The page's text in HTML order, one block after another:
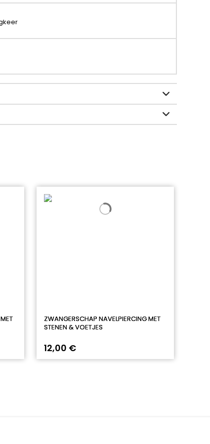
ZWANGERSCHAP NAVELPIERCING MET
STENEN & VOETJES
12,00 €